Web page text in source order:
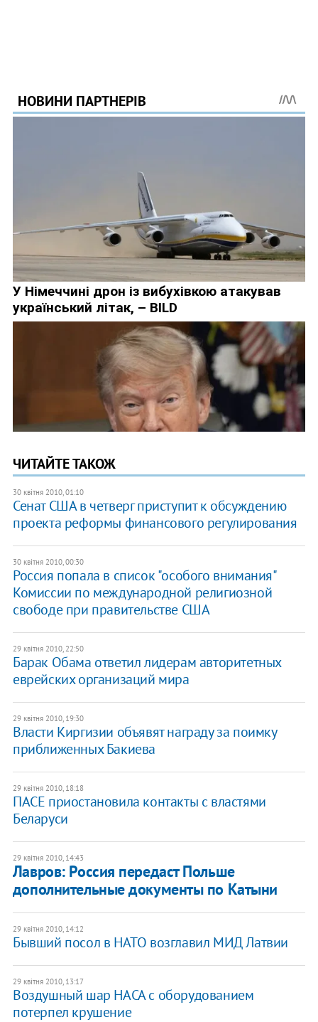
ЧИТАЙТЕ ТАКОЖ
30 квітня 2010, 01:10
Сенат США в четверг приступит к обсуждению
проекта реформы финансового регулирования
30 квітня 2010, 00:30
Россия попала в список "особого внимания"
Комиссии по международной религиозной
свободе при правительстве США
29 квітня 2010, 22:50
Барак Обама ответил лидерам авторитетных
еврейских организаций мира
29 квітня 2010, 19:30
Власти Киргизии объявят награду за поимку
приближенных Бакиева
29 квітня 2010, 18:18
ПАСЕ приостановила контакты с властями
Беларуси
29 квітня 2010, 14:43
Лавров: Россия передаст Польше
дополнительные документы по Катыни
29 квітня 2010, 14:12
Бывший посол в НАТО возглавил МИД Латвии
29 квітня 2010, 13:17
Воздушный шар НАСА с оборудованием
потерпел крушение